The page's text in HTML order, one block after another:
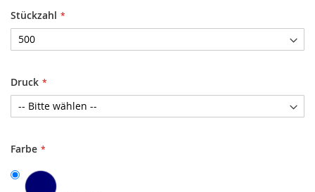
Stückzahl
Druck
Farbe